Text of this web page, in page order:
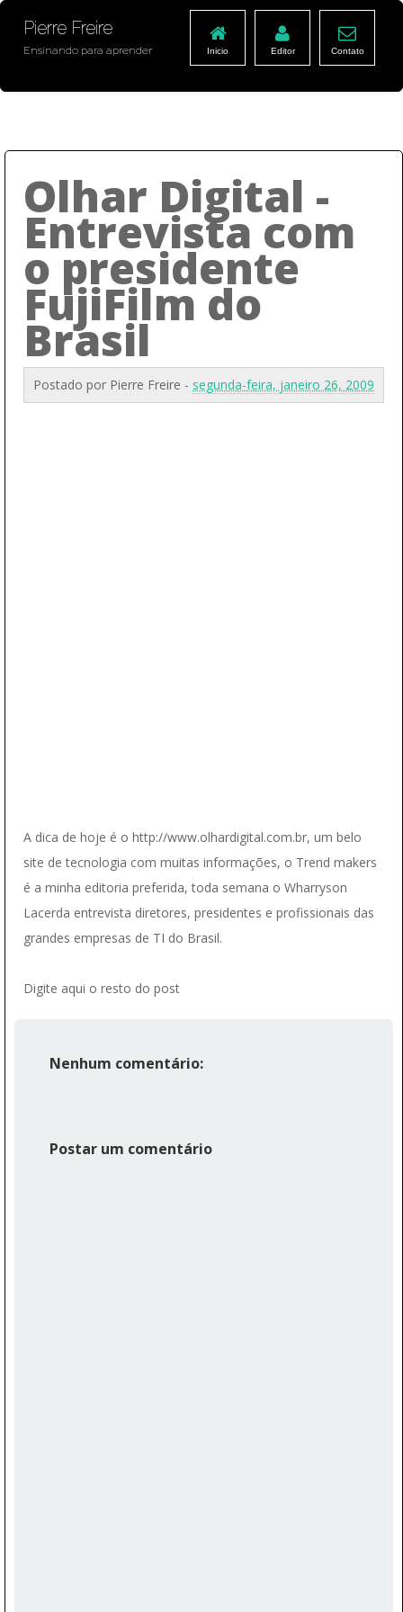
Pierre Freire
Ensinando para aprender Inicio Editor Contato
Olhar Digital -
Entrevista com
o presidente
FujiFilm do
Brasil
Postado por Pierre Freire - segunda-feira, janeiro 26, 2009
A dica de hoje é o http://www.olhardigital.com.br, um belo
site de tecnologia com muitas informações, o Trend makers
é a minha editoria preferida, toda semana o Wharryson
Lacerda entrevista diretores, presidentes e profissionais das
grandes empresas de TI do Brasil.
Digite aqui o resto do post
Nenhum comentário:
Postar um comentário